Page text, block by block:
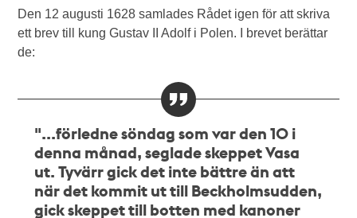
Den 12 augusti 1628 samlades Rådet igen för att skriva
ett brev till kung Gustav II Adolf i Polen. I brevet berättar
de:
"...förledne söndag som var den 10 i
denna månad, seglade skeppet Vasa
ut. Tyvärr gick det inte bättre än att
när det kommit ut till Beckholmsudden,
gick skeppet till botten med kanoner